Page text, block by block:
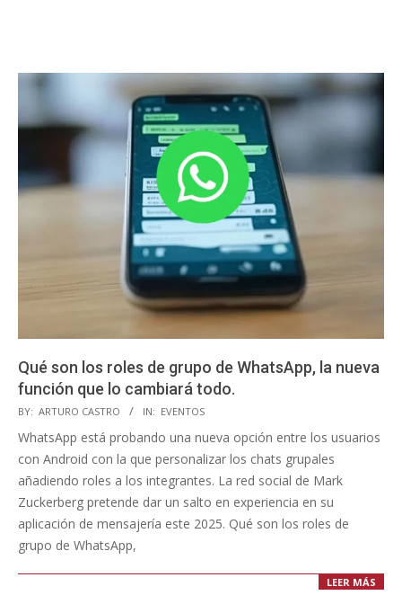
Qué son los roles de grupo de WhatsApp, la nueva
función que lo cambiará todo.
2025-
02-
BY: ARTURO CASTRO IN: EVENTOS
WhatsApp está probando una nueva opción entre los usuarios
con Android con la que personalizar los chats grupales
añadiendo roles a los integrantes. La red social de Mark
Zuckerberg pretende dar un salto en experiencia en su
aplicación de mensajería este 2025. Qué son los roles de
grupo de WhatsApp,
LEER MÁS